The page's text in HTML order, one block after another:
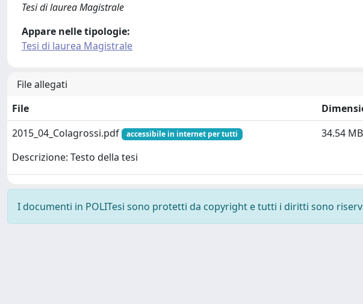
Tesi di laurea Magistrale
Appare nelle tipologie:
Tesi di laurea Magistrale
File allegati
File
2015_04_Colagrossi.pdf
accessibile in internet per tutti
Descrizione: Testo della tesi
34.54 MB
I documenti in POLITesi sono protetti da copyright e tutti i diritti sono